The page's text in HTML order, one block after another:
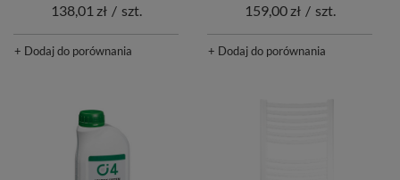
138,01 zł / szt.
+ Dodaj do porównania
159,00 zł / szt.
+ Dodaj do porównania